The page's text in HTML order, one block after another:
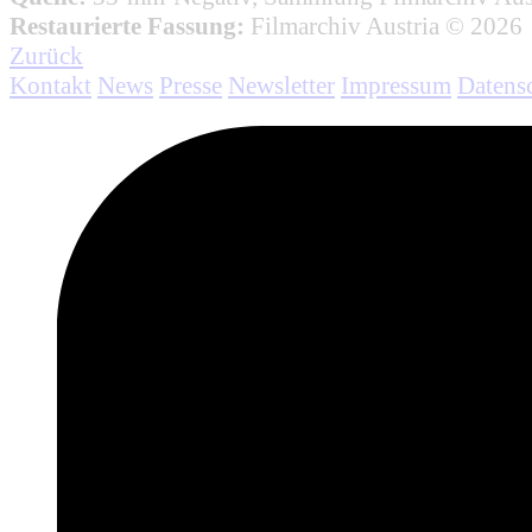
Restaurierte Fassung: Filmarchiv Austria © 2026
Zurück
Kontakt News Presse Newsletter Impressum